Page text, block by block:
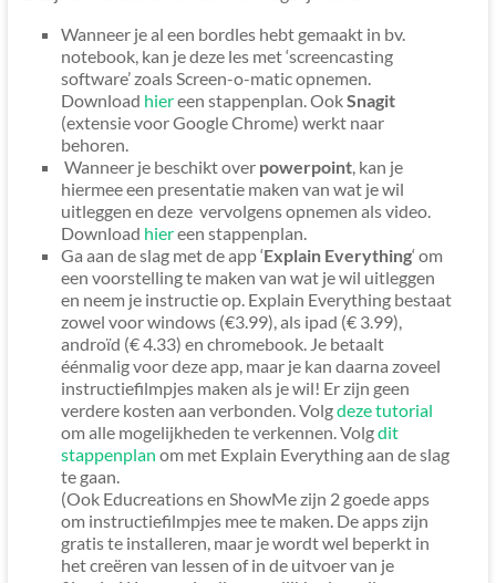
Wanneer je al een bordles hebt gemaakt in bv.
notebook, kan je deze les met ‘screencasting
software’ zoals Screen-o-matic opnemen.
Download hiereen stappenplan. OokSnagit
(extensie voor Google Chrome) werkt naar
behoren.
Wanneer je beschikt over powerpoint, kan je
hiermee een presentatie maken van wat je wil
uitleggen en deze vervolgens opnemen als video.
Download hiereen stappenplan.
Ga aan de slag met de app ‘Explain Everything‘ om
een voorstelling te maken van wat je wil uitleggen
en neem je instructie op. Explain Everything bestaat
zowel voor windows (€3.99), als ipad (€ 3.99),
androïd (€ 4.33) en chromebook. Je betaalt
éénmalig voor deze app, maar je kan daarna zoveel
instructiefilmpjes maken als je wil! Er zijn geen
verdere kosten aan verbonden. Volgdeze tutorial
om alle mogelijkheden te verkennen. Volgdit
stappenplan om met Explain Everything aan de slag
te gaan.
(Ook Educreations en ShowMe zijn 2 goede apps
om instructiefilmpjes mee te maken. De apps zijn
gratis te installeren, maar je wordt wel beperkt in
het creëren van lessen of in de uitvoer van je